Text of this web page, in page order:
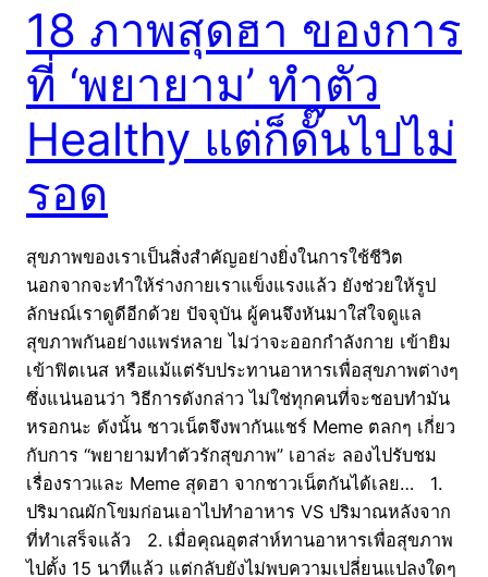
18 ภาพสุดฮา ของการ
ที่ ‘พยายาม’ ทำตัว
Healthy แต่ก็ดั๊นไปไม่
รอด
สุขภาพของเราเป็นสิ่งสำคัญอย่างยิ่งในการใช้ชีวิต
นอกจากจะทำให้ร่างกายเราแข็งแรงแล้ว ยังช่วยให้รูป
ลักษณ์เราดูดีอีกด้วย ปัจจุบัน ผู้คนจึงหันมาใส่ใจดูแล
สุขภาพกันอย่างแพร่หลาย ไม่ว่าจะออกกำลังกาย เข้ายิม
เข้าฟิตเนส หรือแม้แต่รับประทานอาหารเพื่อสุขภาพต่างๆ
ซึ่งแน่นอนว่า วิธีการดังกล่าว ไม่ใช่ทุกคนที่จะชอบทำมัน
หรอกนะ ดังนั้น ชาวเน็ตจึงพากันแชร์ Meme ตลกๆ เกี่ยว
กับการ “พยายามทำตัวรักสุขภาพ” เอาล่ะ ลองไปรับชม
เรื่องราวและ Meme สุดฮา จากชาวเน็ตกันได้เลย… 1.
ปริมาณผักโขมก่อนเอาไปทำอาหาร VS ปริมาณหลังจาก
ที่ทำเสร็จแล้ว 2. เมื่อคุณอุตส่าห์ทานอาหารเพื่อสุขภาพ
ไปตั้ง 15 นาทีแล้ว แต่กลับยังไม่พบความเปลี่ยนแปลงใดๆ